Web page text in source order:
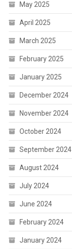
May 2025
April 2025
March 2025
February 2025
January 2025
December 2024
November 2024
October 2024
September 2024
August 2024
July 2024
June 2024
February 2024
January 2024